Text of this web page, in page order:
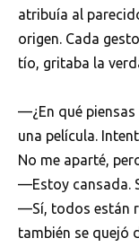
atribuía al
origen. Cada
tío, gritaba la
—¿En qué
una película.
No me aparté,
—Estoy cansada.
—Sí, todos están
también se quejó